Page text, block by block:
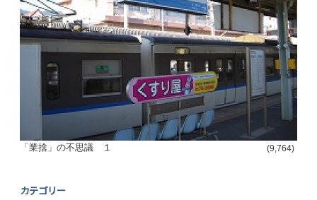
「業捨」の不思議 １ (9,764)
カテゴリー